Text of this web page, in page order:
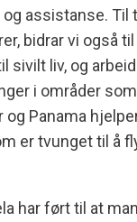
assistanse. Til
bidrar vi også
sivilt liv, og
i områder
og Panama
er tvunget til å
har ført til at